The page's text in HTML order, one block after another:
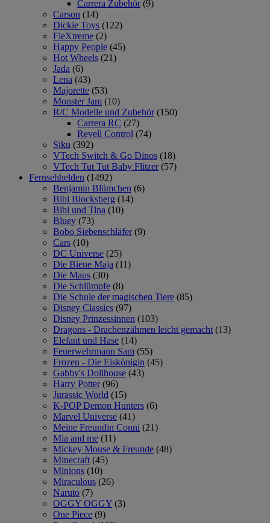
Carrera Zubehör (9)
Carson (14)
Dickie Toys (122)
FleXtreme (2)
Happy People (45)
Hot Wheels (21)
Jada (6)
Lena (43)
Majorette (53)
Monster Jam (10)
R/C Modelle und Zubehör (150)
Carrera RC (27)
Revell Control (74)
Siku (392)
VTech Switch & Go Dinos (18)
VTech Tut Tut Baby Flitzer (57)
Fernsehhelden (1492)
Benjamin Blümchen (6)
Bibi Blocksberg (14)
Bibi und Tina (10)
Bluey (73)
Bobo Siebenschläfer (9)
Cars (10)
DC Universe (25)
Die Biene Maja (11)
Die Maus (30)
Die Schlümpfe (8)
Die Schule der magischen Tiere (85)
Disney Classics (97)
Disney Prinzessinnen (103)
Dragons - Drachenzähmen leicht gemacht (13)
Elefant und Hase (14)
Feuerwehrmann Sam (55)
Frozen - Die Eiskönigin (45)
Gabby's Dollhouse (43)
Harry Potter (96)
Jurassic World (15)
K-POP Demon Hunters (6)
Marvel Universe (41)
Meine Freundin Conni (21)
Mia and me (11)
Mickey Mouse & Freunde (48)
Minecraft (45)
Minions (10)
Miraculous (26)
Naruto (7)
OGGY OGGY (3)
One Piece (9)